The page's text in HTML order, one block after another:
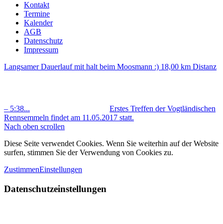
Kontakt
Termine
Kalender
AGB
Datenschutz
Impressum
Langsamer Dauerlauf mit halt beim Moosmann :) 18,00 km Distanz
– 5:38...
Erstes Treffen der Vogtländischen
Rennsemmeln findet am 11.05.2017 statt.
Nach oben scrollen
Diese Seite verwendet Cookies. Wenn Sie weiterhin auf der Website
surfen, stimmen Sie der Verwendung von Cookies zu.
ZustimmenEinstellungen
Datenschutzeinstellungen